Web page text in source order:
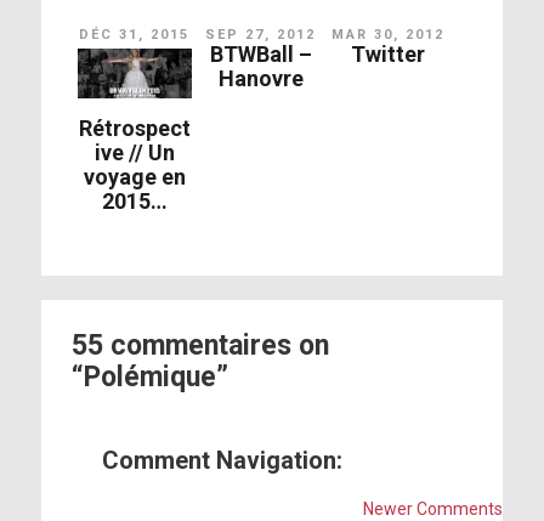
DÉC 31, 2015
Rétrospect
ive // Un
voyage en
2015…
SEP 27, 2012
BTWBall –
Hanovre
MAR 30, 2012
Twitter
55 commentaires on
“Polémique”
Comment Navigation:
Newer Comments